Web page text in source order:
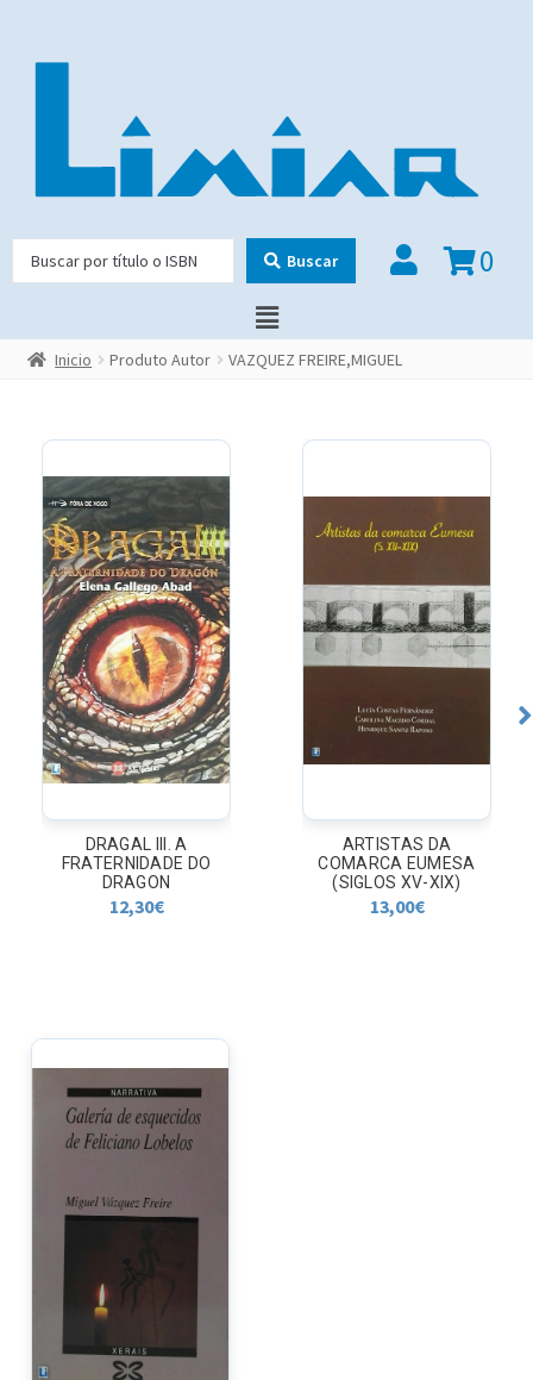
Buscar 0
Inicio Produto Autor VAZQUEZ FREIRE,MIGUEL
DRAGAL III. A
FRATERNIDADE DO
DRAGON
12,30€
ARTISTAS DA
COMARCA EUMESA
(SIGLOS XV-XIX)
13,00€